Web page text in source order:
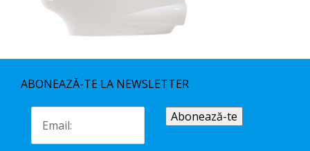
ABONEAZĂ-TE LA NEWSLETTER